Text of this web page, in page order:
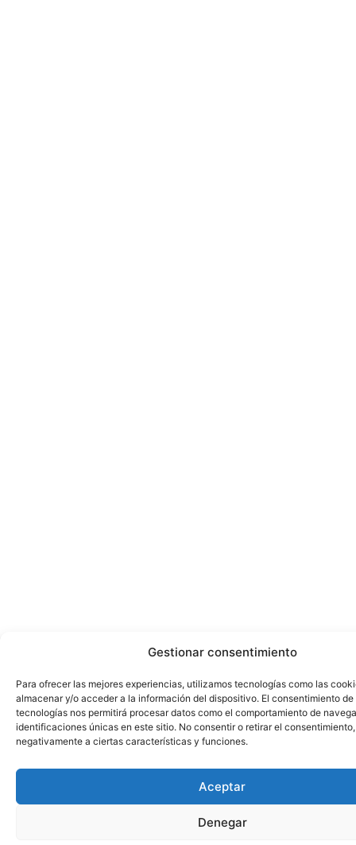
Gestionar consentimiento
Para ofrecer las mejores experiencias, utilizamos tecnologías como las
almacenar y/o acceder a la información del dispositivo. El consentimiento de
tecnologías nos permitirá procesar datos como el comportamiento de
identificaciones únicas en este sitio. No consentir o retirar el
negativamente a ciertas características y funciones.
Aceptar
Denegar